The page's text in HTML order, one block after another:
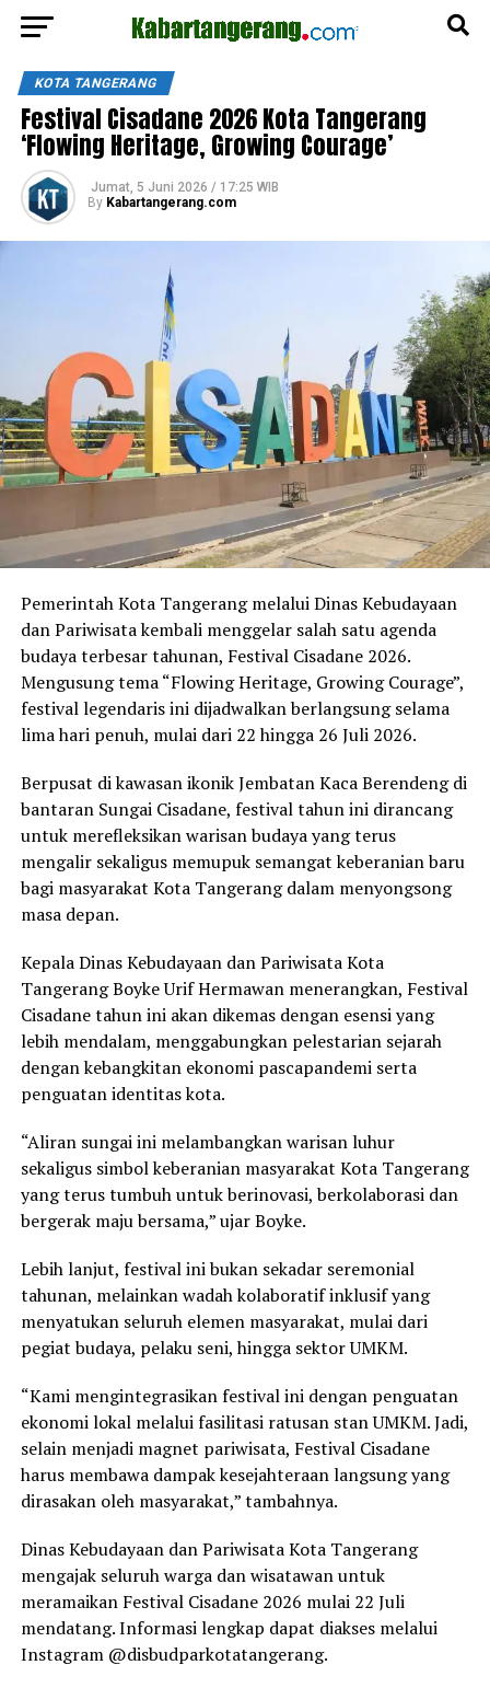
KOTA TANGERANG
Festival Cisadane 2026 Kota Tangerang
‘Flowing Heritage, Growing Courage’
Jumat, 5 Juni 2026 / 17:25 WIB
By Kabartangerang.com
Pemerintah Kota Tangerang melalui Dinas Kebudayaan
dan Pariwisata kembali menggelar salah satu agenda
budaya terbesar tahunan, Festival Cisadane 2026.
Mengusung tema “Flowing Heritage, Growing Courage”,
festival legendaris ini dijadwalkan berlangsung selama
lima hari penuh, mulai dari 22 hingga 26 Juli 2026.
Berpusat di kawasan ikonik Jembatan Kaca Berendeng di
bantaran Sungai Cisadane, festival tahun ini dirancang
untuk merefleksikan warisan budaya yang terus
mengalir sekaligus memupuk semangat keberanian baru
bagi masyarakat Kota Tangerang dalam menyongsong
masa depan.
Kepala Dinas Kebudayaan dan Pariwisata Kota
Tangerang Boyke Urif Hermawan menerangkan, Festival
Cisadane tahun ini akan dikemas dengan esensi yang
lebih mendalam, menggabungkan pelestarian sejarah
dengan kebangkitan ekonomi pascapandemi serta
penguatan identitas kota.
“Aliran sungai ini melambangkan warisan luhur
sekaligus simbol keberanian masyarakat Kota Tangerang
yang terus tumbuh untuk berinovasi, berkolaborasi dan
bergerak maju bersama,” ujar Boyke.
Lebih lanjut, festival ini bukan sekadar seremonial
tahunan, melainkan wadah kolaboratif inklusif yang
menyatukan seluruh elemen masyarakat, mulai dari
pegiat budaya, pelaku seni, hingga sektor UMKM.
“Kami mengintegrasikan festival ini dengan penguatan
ekonomi lokal melalui fasilitasi ratusan stan UMKM. Jadi,
selain menjadi magnet pariwisata, Festival Cisadane
harus membawa dampak kesejahteraan langsung yang
dirasakan oleh masyarakat,” tambahnya.
Dinas Kebudayaan dan Pariwisata Kota Tangerang
mengajak seluruh warga dan wisatawan untuk
meramaikan Festival Cisadane 2026 mulai 22 Juli
mendatang. Informasi lengkap dapat diakses melalui
Instagram @disbudparkotatangerang.